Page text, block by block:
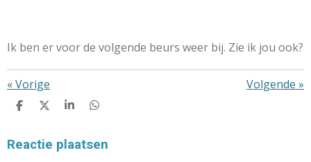
Ik ben er voor de volgende beurs weer bij. Zie ik jou ook?
«Vorige Volgende »
D
E
D
L
S
R
D
E
Reactie plaatsen